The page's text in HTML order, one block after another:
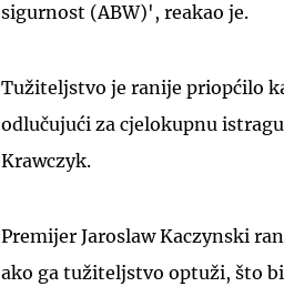
sigurnost (ABW)', reakao je.
Tužiteljstvo je ranije priopćilo
odlučujući za cjelokupnu
Krawczyk.
Premijer Jaroslaw Kaczynski
ako ga tužiteljstvo optuži, što